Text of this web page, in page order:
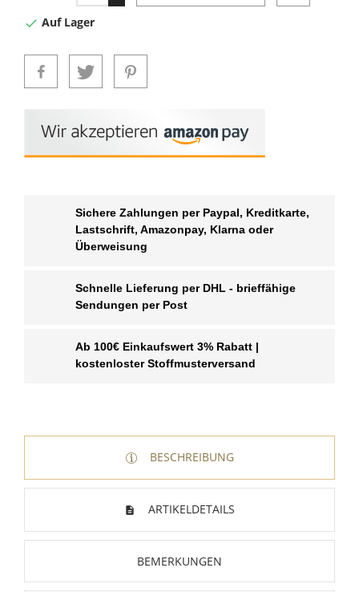
 Auf Lager
Sichere Zahlungen per Paypal, Kreditkarte,
Lastschrift, Amazonpay, Klarna oder
Überweisung
Schnelle Lieferung per DHL - brieffähige
Sendungen per Post
Ab 100€ Einkaufswert 3% Rabatt |
kostenloster Stoffmusterversand
BESCHREIBUNG
ARTIKELDETAILS
BEMERKUNGEN